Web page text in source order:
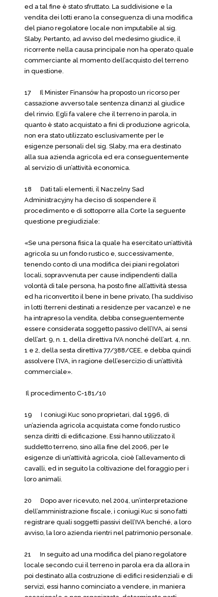
ed a tal fine è stato sfruttato. La suddivisione e la
vendita dei lotti erano la conseguenza di una modifica
del piano regolatore locale non imputabile al sig.
Slaby. Pertanto, ad avviso del medesimo giudice, il
ricorrente nella causa principale non ha operato quale
commerciante al momento dell’acquisto del terreno
in questione.
17 Il Minister Finansów ha proposto un ricorso per
cassazione avverso tale sentenza dinanzi al giudice
del rinvio. Egli fa valere che il terreno in parola, in
quanto è stato acquistato a fini di produzione agricola,
non era stato utilizzato esclusivamente per le
esigenze personali del sig. Slaby, ma era destinato
alla sua azienda agricola ed era conseguentemente
al servizio di un’attività economica.
18 Dati tali elementi, il Naczelny Sad
Administracyjny ha deciso di sospendere il
procedimento e di sottoporre alla Corte la seguente
questione pregiudiziale:
«Se una persona fisica la quale ha esercitato un’attività
agricola su un fondo rustico e, successivamente,
tenendo conto di una modifica dei piani regolatori
locali, sopravvenuta per cause indipendenti dalla
volontà di tale persona, ha posto fine all’attività stessa
ed ha riconvertito il bene in bene privato, l’ha suddiviso
in lotti (terreni destinati a residenze per vacanze) e ne
ha intrapreso la vendita, debba conseguentemente
essere considerata soggetto passivo dell’IVA, ai sensi
dell’art. 9, n. 1, della direttiva IVA nonché dell’art. 4, nn.
1 e 2, della sesta direttiva 77/388/CEE, e debba quindi
assolvere l’IVA, in ragione dell’esercizio di un’attività
commerciale».
Il procedimento C-181/10
19 I coniugi Kuc sono proprietari, dal 1996, di
un’azienda agricola acquistata come fondo rustico
senza diritti di edificazione. Essi hanno utilizzato il
suddetto terreno, sino alla fine del 2006, per le
esigenze di un’attività agricola, cioè l’allevamento di
cavalli, ed in seguito la coltivazione del foraggio per i
loro animali.
20 Dopo aver ricevuto, nel 2004, un’interpretazione
dell’amministrazione fiscale, i coniugi Kuc si sono fatti
registrare quali soggetti passivi dell’IVA benché, a loro
avviso, la loro azienda rientri nel patrimonio personale.
21 In seguito ad una modifica del piano regolatore
locale secondo cui il terreno in parola era da allora in
poi destinato alla costruzione di edifici residenziali e di
servizi, essi hanno cominciato a vendere, in maniera